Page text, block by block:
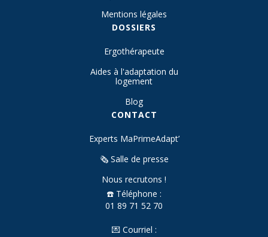
Mentions légales
DOSSIERS
Ergothérapeute
Aides à l'adaptation du
logement
Blog
CONTACT
Experts MaPrimeAdapt’
🗞️ Salle de presse
Nous recrutons !
☎️ Téléphone :
01 89 71 52 70
💌 Courriel :